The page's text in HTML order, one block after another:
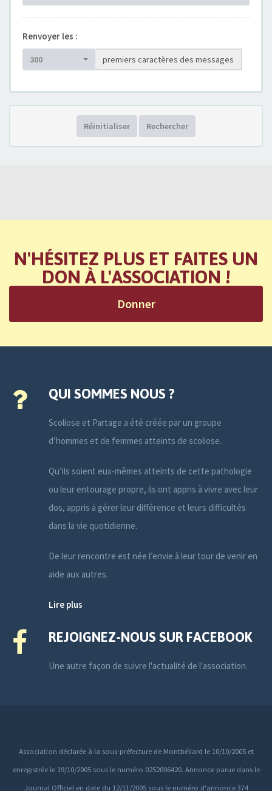
Renvoyer les :
300 premiers caractères des messages
Réinitialiser Rechercher
N'HÉSITEZ PLUS ET FAITES UN
DON À L'ASSOCIATION !
Donner
QUI SOMMES NOUS ?
Scoliose et Partage a été créée par un groupe
d’hommes et de femmes atteints de scoliose.
Qu’ils soient eux-mêmes atteints de cette pathologie
ou leur entourage propre, ils ont appris à vivre avec leur
dos, appris à gérer leur différence et leurs difficultés
dans la vie quotidienne.
De leur rencontre est née l’envie à leur tour de venir en
aide aux autres.
Lire plus
REJOIGNEZ-NOUS SUR FACEBOOK
Une autre façon de suivre l'actualité de l'association.
Association déclarée à la sous-préfecture de Montbéliard le 10/10/2005 et
enregistrée le 19/10/2005 sous le numéro 0252006420. Annonce parue dans le
Journal Officiel en date du 12/11/2005 sous le numéro d'annonce 374